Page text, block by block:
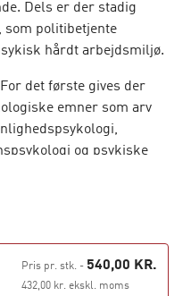
Dels er der stadig
som politibetjente
hårdt arbejdsmiljø.
det første gives der
emner som arv
og psykiske
Pris pr. stk.- 540,00 KR.
432,00 kr. ekskl. moms